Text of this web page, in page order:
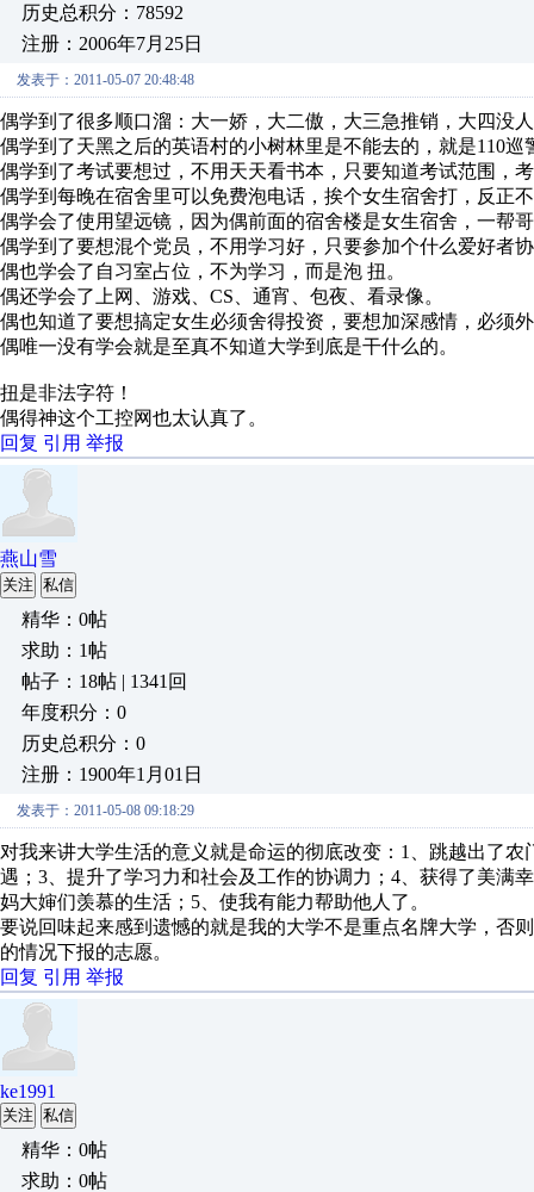
历史总积分：78592
注册：2006年7月25日
发表于：2011-05-07 20:48:48
偶学到了很多顺口溜：大一娇，大二傲，大三急推销，大四没
偶学到了天黑之后的英语村的小树林里是不能去的，就是110
偶学到了考试要想过，不用天天看书本，只要知道考试范围，
偶学到每晚在宿舍里可以免费泡电话，挨个女生宿舍打，反正
偶学会了使用望远镜，因为偶前面的宿舍楼是女生宿舍，一帮
偶学到了要想混个党员，不用学习好，只要参加个什么爱好者
偶也学会了自习室占位，不为学习，而是泡 扭。
偶还学会了上网、游戏、CS、通宵、包夜、看录像。
偶也知道了要想搞定女生必须舍得投资，要想加深感情，必须
偶唯一没有学会就是至真不知道大学到底是干什么的。
扭是非法字符！
偶得神这个工控网也太认真了。
回复 引用 举报
燕山雪
关注 私信
精华：0帖
求助：1帖
帖子：18帖 | 1341回
年度积分：0
历史总积分：0
注册：1900年1月01日
发表于：2011-05-08 09:18:29
对我来讲大学生活的意义就是命运的彻底改变：1、跳越出了
遇；3、提升了学习力和社会及工作的协调力；4、获得了美满
妈大婶们羡慕的生活；5、使我有能力帮助他人了。
要说回味起来感到遗憾的就是我的大学不是重点名牌大学，否
的情况下报的志愿。
回复 引用 举报
ke1991
关注 私信
精华：0帖
求助：0帖